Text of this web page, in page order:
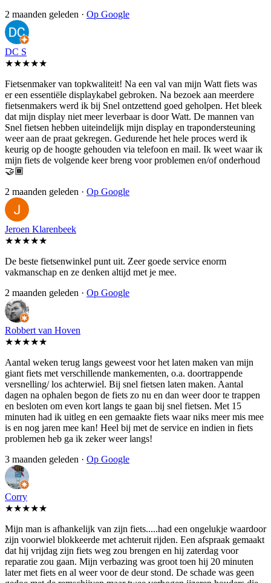
2 maanden geleden · Op Google
DC S
★★★★★
Fietsenmaker van topkwaliteit! Na een val van mijn Watt fiets was
er een essentiële displaykabel gebroken. Na bezoek aan meerdere
fietsenmakers werd ik bij Snel ontzettend goed geholpen. Het bleek
dat mijn display niet meer leverbaar is door Watt. De mannen van
Snel fietsen hebben uiteindelijk mijn display en trapondersteuning
weer aan de praat gekregen. Gedurende het hele proces werd ik
keurig op de hoogte gehouden via telefoon en mail. Ik weet waar ik
mijn fiets de volgende keer breng voor problemen en/of onderhoud
🤝🏾
2 maanden geleden · Op Google
Jeroen Klarenbeek
★★★★★
De beste fietsenwinkel punt uit. Zeer goede service enorm
vakmanschap en ze denken altijd met je mee.
2 maanden geleden · Op Google
Robbert van Hoven
★★★★★
Aantal weken terug langs geweest voor het laten maken van mijn
giant fiets met verschillende mankementen, o.a. doortrappende
versnelling/ los achterwiel. Bij snel fietsen laten maken. Aantal
dagen na ophalen begon de fiets zo nu en dan weer door te trappen
en besloten om even kort langs te gaan bij snel fietsen. Met 15
minuten had ik uitleg en een gemaakte fiets waar niks meer mis mee
is en nog jaren mee kan! Heel bij met de service en indien in fiets
problemen heb ga ik zeker weer langs!
3 maanden geleden · Op Google
Corry
★★★★★
Mijn man is afhankelijk van zijn fiets.....had een ongelukje waardoor
zijn voorwiel blokkeerde met achteruit rijden. Een afspraak gemaakt
dat hij vrijdag zijn fiets weg zou brengen en hij zaterdag voor
reparatie zou gaan. Mijn verbazing was groot toen hij 20 minuten
later met fiets en al weer voor de deur stond. De schade was geen